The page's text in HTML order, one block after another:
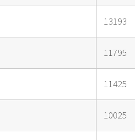
13193
11795
11425
10025